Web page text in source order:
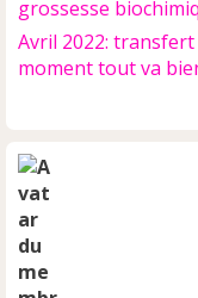
grossesse
Avril 2022:
moment tout va